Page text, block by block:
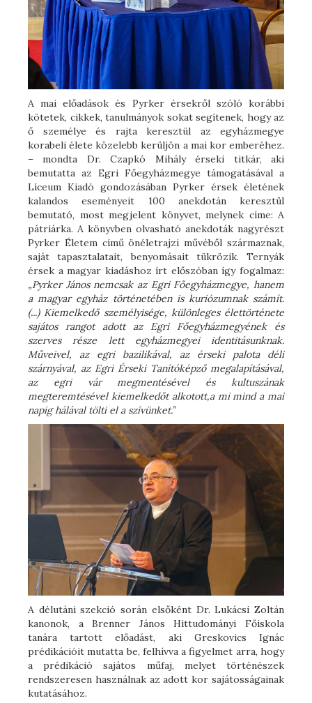
A mai előadások és Pyrker érsekről szóló korábbi
kötetek, cikkek, tanulmányok sokat segítenek, hogy az
ő személye és rajta keresztül az egyházmegye
korabeli élete közelebb kerüljön a mai kor emberéhez.
– mondta Dr. Czapkó Mihály érseki titkár, aki
bemutatta az Egri Főegyházmegye támogatásával a
Líceum Kiadó gondozásában Pyrker érsek életének
kalandos eseményeit 100 anekdotán keresztül
bemutató, most megjelent könyvet, melynek címe: A
pátriárka. A könyvben olvasható anekdoták nagyrészt
Pyrker Életem című önéletrajzi művéből származnak,
saját tapasztalatait, benyomásait tükrözik. Ternyák
érsek a magyar kiadáshoz írt előszóban így fogalmaz:
„Pyrker János nemcsak az Egri Főegyházmegye, hanem
a magyar egyház történetében is kuriózumnak számít.
(...) Kiemelkedő személyisége, különleges élettörténete
sajátos rangot adott az Egri Főegyházmegyének és
szerves része lett egyházmegyei identitásunknak.
Műveivel, az egri bazilikával, az érseki palota déli
szárnyával, az Egri Érseki Tanítóképző megalapításával,
az egri vár megmentésével és kultuszának
megteremtésével kiemelkedőt alkotott,a mi mind a mai
napig hálával tölti el a szívünket.”
A délutáni szekció során elsőként Dr. Lukácsi Zoltán
kanonok, a Brenner János Hittudományi Főiskola
tanára tartott előadást, aki Greskovics Ignác
prédikációit mutatta be, felhívva a figyelmet arra, hogy
a prédikáció sajátos műfaj, melyet történészek
rendszeresen használnak az adott kor sajátosságainak
kutatásához.